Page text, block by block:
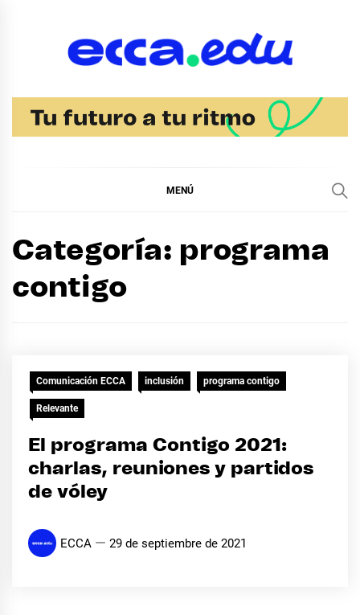
MENÚ
Categoría: programa
contigo
Comunicación ECCA inclusión programa contigo
Relevante
El programa Contigo 2021:
charlas, reuniones y partidos
de vóley
ECCA 29 de septiembre de 2021